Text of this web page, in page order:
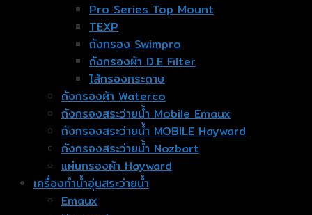
Pro Series Top Mount
TEXP
ถังกรอง Swimpro
ถังกรองผ้า D.E Filter
ไส้กรองกระดาษ
ถังกรองผ้า Waterco
ถังกรองสระว่ายน้ำ Mobile Emaux
ถังกรองสระว่ายน้ำ MOBILE Hayward
ถังกรองสระว่ายน้ำ Nozbart
แผ่นกรองผ้า Hayward
เครื่องทำน้ำอุ่นสระว่ายน้ำ
Emaux